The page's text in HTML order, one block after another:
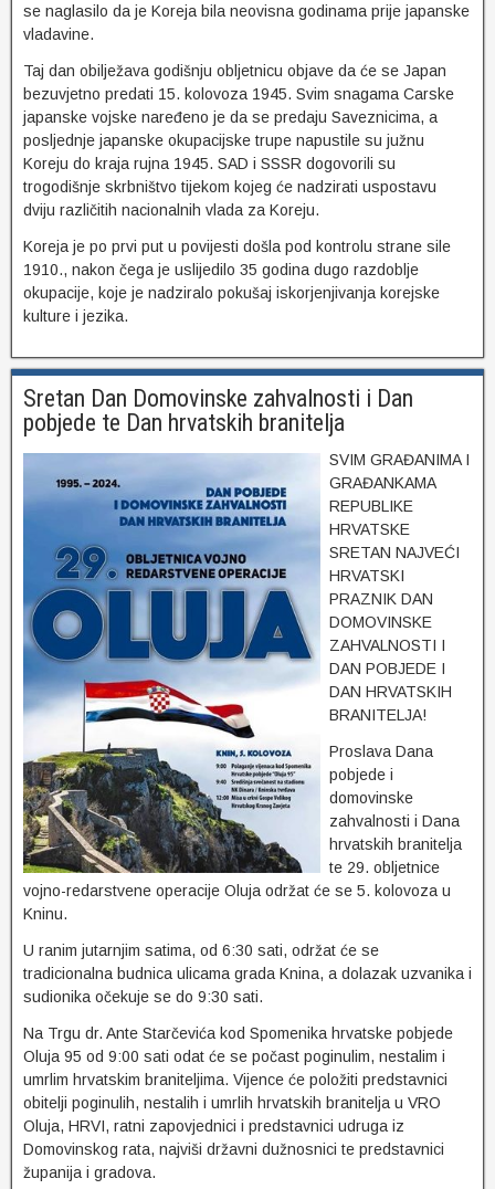
se naglasilo da je Koreja bila neovisna godinama prije japanske
vladavine.
Taj dan obilježava godišnju obljetnicu objave da će se Japan
bezuvjetno predati 15. kolovoza 1945. Svim snagama Carske
japanske vojske naređeno je da se predaju Saveznicima, a
posljednje japanske okupacijske trupe napustile su južnu
Koreju do kraja rujna 1945. SAD i SSSR dogovorili su
trogodišnje skrbništvo tijekom kojeg će nadzirati uspostavu
dviju različitih nacionalnih vlada za Koreju.
Koreja je po prvi put u povijesti došla pod kontrolu strane sile
1910., nakon čega je uslijedilo 35 godina dugo razdoblje
okupacije, koje je nadziralo pokušaj iskorjenjivanja korejske
kulture i jezika.
Sretan Dan Domovinske zahvalnosti i Dan
pobjede te Dan hrvatskih branitelja
SVIM GRAĐANIMA I
GRAĐANKAMA
REPUBLIKE
HRVATSKE
SRETAN NAJVEĆI
HRVATSKI
PRAZNIK DAN
DOMOVINSKE
ZAHVALNOSTI I
DAN POBJEDE I
DAN HRVATSKIH
BRANITELJA!
Proslava Dana
pobjede i
domovinske
zahvalnosti i Dana
hrvatskih branitelja
te 29. obljetnice
vojno-redarstvene operacije Oluja održat će se 5. kolovoza u
Kninu.
U ranim jutarnjim satima, od 6:30 sati, održat će se
tradicionalna budnica ulicama grada Knina, a dolazak uzvanika i
sudionika očekuje se do 9:30 sati.
Na Trgu dr. Ante Starčevića kod Spomenika hrvatske pobjede
Oluja 95 od 9:00 sati odat će se počast poginulim, nestalim i
umrlim hrvatskim braniteljima. Vijence će položiti predstavnici
obitelji poginulih, nestalih i umrlih hrvatskih branitelja u VRO
Oluja, HRVI, ratni zapovjednici i predstavnici udruga iz
Domovinskog rata, najviši državni dužnosnici te predstavnici
županija i gradova.